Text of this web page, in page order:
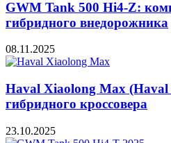
GWM Tank 500 Hi4-Z:
гибридного внедорожника
08.11.2025
Haval Xiaolong Max (Haval
гибридного кроссовера
23.10.2025